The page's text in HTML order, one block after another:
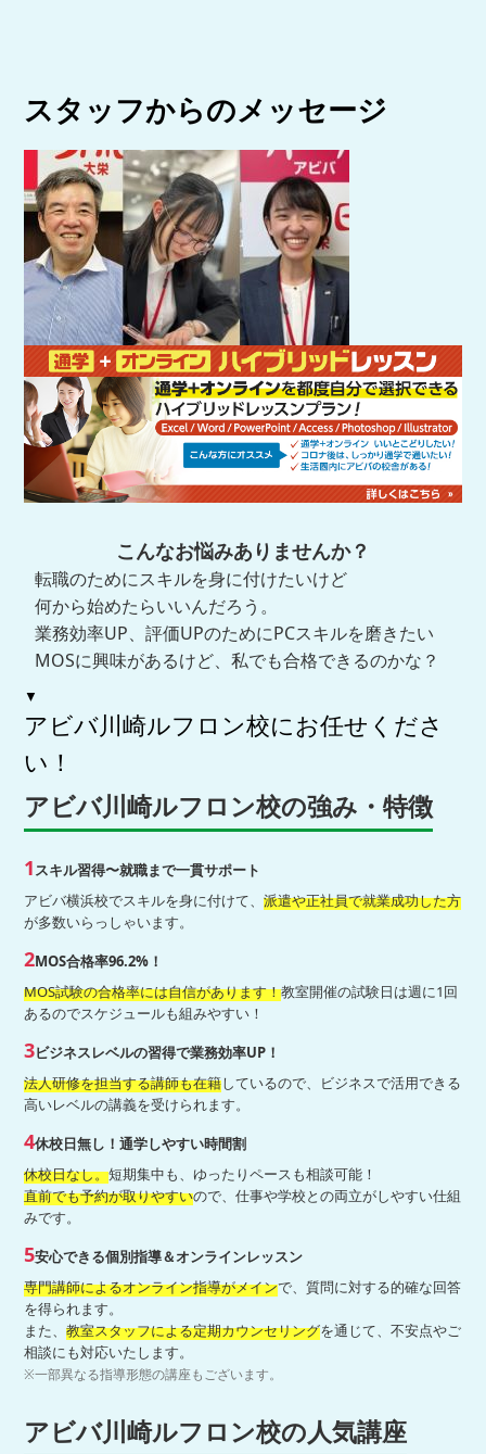
スタッフからのメッセージ
こんなお悩みありませんか？
転職のためにスキルを身に付けたいけど
何から始めたらいいんだろう。
業務効率UP、評価UPのためにPCスキルを磨きたい
MOSに興味があるけど、私でも合格できるのかな？
▼
アビバ川崎ルフロン校にお任せくださ
い！
アビバ川崎ルフロン校の強み・特徴
1スキル習得〜就職まで一貫サポート
アビバ横浜校でスキルを身に付けて、派遣や正社員で就業成功した方
が多数いらっしゃいます。
2MOS合格率96.2%！
MOS試験の合格率には自信があります！教室開催の試験日は週に1回
あるのでスケジュールも組みやすい！
3ビジネスレベルの習得で業務効率UP！
法人研修を担当する講師も在籍しているので、ビジネスで活用できる
高いレベルの講義を受けられます。
4休校日無し！通学しやすい時間割
休校日なし。短期集中も、ゆったりペースも相談可能！
直前でも予約が取りやすいので、仕事や学校との両立がしやすい仕組
みです。
5安心できる個別指導＆オンラインレッスン
専門講師によるオンライン指導がメインで、質問に対する的確な回答
を得られます。
また、教室スタッフによる定期カウンセリングを通じて、不安点やご
相談にも対応いたします。
※一部異なる指導形態の講座もございます。
アビバ川崎ルフロン校の人気講座